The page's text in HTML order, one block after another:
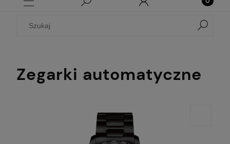
Zegarki automatyczne